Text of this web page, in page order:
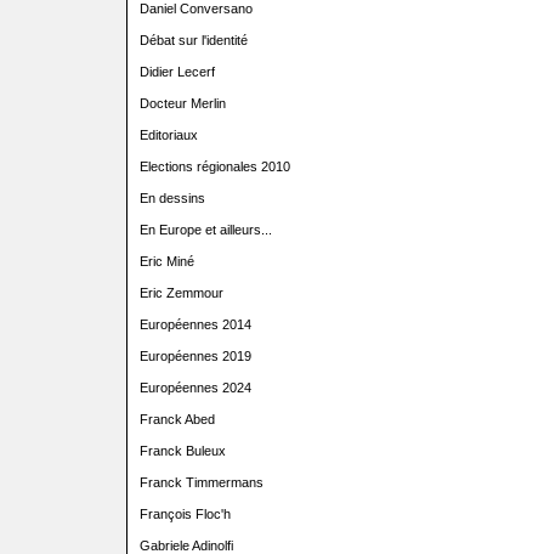
Daniel Conversano
Débat sur l'identité
Didier Lecerf
Docteur Merlin
Editoriaux
Elections régionales 2010
En dessins
En Europe et ailleurs...
Eric Miné
Eric Zemmour
Européennes 2014
Européennes 2019
Européennes 2024
Franck Abed
Franck Buleux
Franck Timmermans
François Floc'h
Gabriele Adinolfi